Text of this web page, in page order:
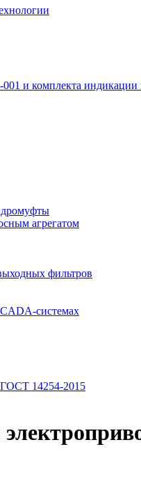
001 и комплекта
агрегатом
фильтров
системах
ГОСТ 14254-2015